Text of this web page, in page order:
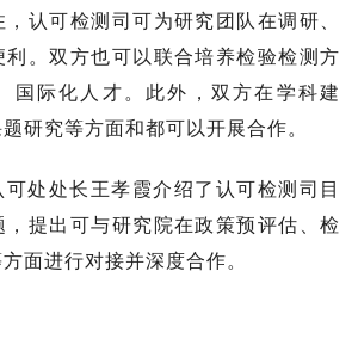
认可检测司可为研究团队在调研、
利。双方也可以联合培养检验检测方
国际化人才。此外，双方在学科建
研究等方面和都可以开展合作。
处处长王孝霞介绍了认可检测司目
提出可与研究院在政策预评估、检
面进行对接并深度合作。